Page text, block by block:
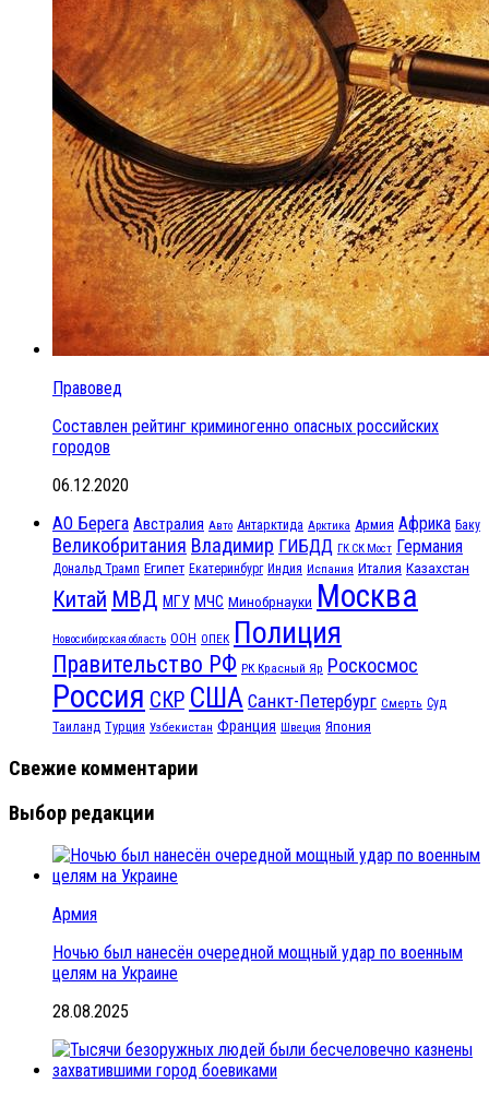
Правовед
Составлен рейтинг криминогенно опасных российских
городов
06.12.2020
АО Берега Австралия Авто Антарктида Арктика Армия Африка Баку
Великобритания Владимир ГИБДД ГК СК Мост Германия
Дональд Трамп Египет Екатеринбург Индия Испания Италия Казахстан
Китай МВД МГУ МЧС Минобрнауки Москва
Новосибирская область ООН ОПЕК Полиция
Правительство РФ РК Красный Яр Роскосмос
Россия СКР США Санкт-Петербург Смерть Суд
Таиланд Турция Узбекистан Франция Швеция Япония
Свежие комментарии
Выбор редакции
Армия
Ночью был нанесён очередной мощный удар по военным
целям на Украине
28.08.2025